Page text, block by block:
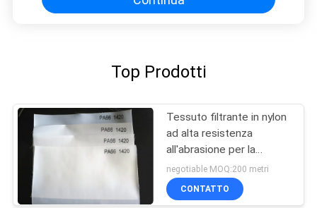
Top Prodotti
Tessuto filtrante in nylon
ad alta resistenza
all'abrasione per la
filtrazione di particelle fini
in diverse applicazioni
negotiable MOQ:200 metri
CONTATTO